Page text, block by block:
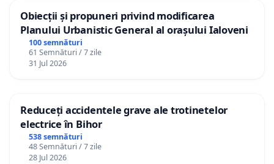
Obiecții și propuneri privind modificarea
Planului Urbanistic General al orașului Ialoveni
100 semnături
61 Semnături / 7 zile
31 Jul 2026
Reduceți accidentele grave ale trotinetelor
electrice în Bihor
538 semnături
48 Semnături / 7 zile
28 Jul 2026